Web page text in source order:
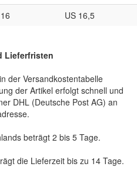
US 16,5
Lieferfristen
der Versandkostentabelle
der Artikel erfolgt schnell und
DHL (Deutsche Post AG) an
beträgt 2 bis 5 Tage.
die Lieferzeit bis zu 14 Tage.